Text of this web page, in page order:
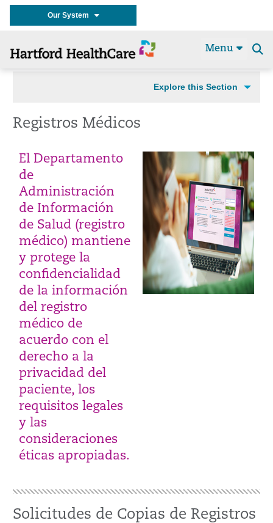
Our System
Menu
Explore this Section
Registros Médicos
El Departamento
de
Administración
de Información
de Salud (registro
médico) mantiene
y protege la
confidencialidad
de la información
del registro
médico de
acuerdo con el
derecho a la
privacidad del
paciente, los
requisitos legales
y las
consideraciones
éticas apropiadas.
Solicitudes de Copias de Registros